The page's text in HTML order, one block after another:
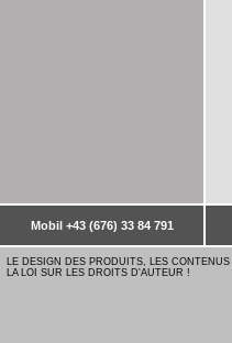
Mobil +43 (676) 33 84 791
LE DESIGN DES PRODUITS, LES
LA LOI SUR LES DROITS D'AUTEUR !